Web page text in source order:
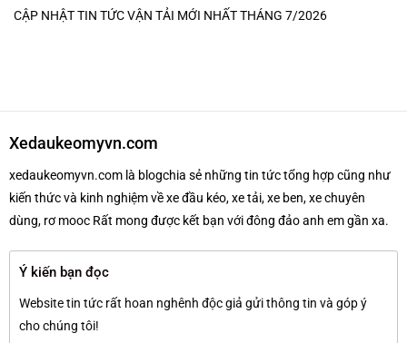
CẬP NHẬT TIN TỨC VẬN TẢI MỚI NHẤT THÁNG 7/2026
Xedaukeomyvn.com
xedaukeomyvn.com là blogchia sẻ những tin tức tổng hợp cũng như
kiến thức và kinh nghiệm về xe đầu kéo, xe tải, xe ben, xe chuyên
dùng, rơ mooc Rất mong được kết bạn với đông đảo anh em gần xa.
Ý kiến bạn đọc
Website tin tức rất hoan nghênh độc giả gửi thông tin và góp ý
cho chúng tôi!